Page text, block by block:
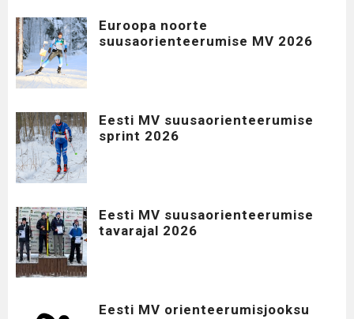
Euroopa noorte
suusaorienteerumise MV 2026
Eesti MV suusaorienteerumise
sprint 2026
Eesti MV suusaorienteerumise
tavarajal 2026
Eesti MV orienteerumisjooksu